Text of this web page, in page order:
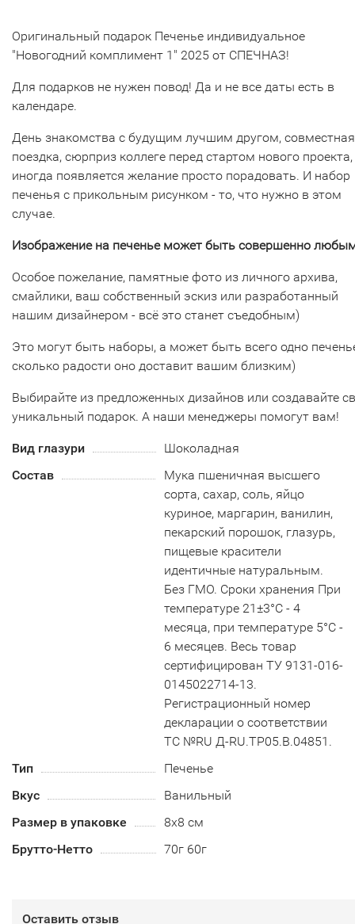
Оригинальный подарок Печенье индивидуальное
"Новогодний комплимент 1" 2025 от СПЕЧНАЗ!
Для подарков не нужен повод! Да и не все даты есть в
календаре.
День знакомства с будущим лучшим другом, совместная
поездка, сюрприз коллеге перед стартом нового
иногда появляется желание просто порадовать. И набор
печенья с прикольным рисунком - то, что нужно в этом
случае.
Изображение на печенье может быть совершенно
Особое пожелание, памятные фото из личного архива,
смайлики, ваш собственный эскиз или разработанный
нашим дизайнером - всё это станет съедобным)
Это могут быть наборы, а может быть всего одно
сколько радости оно доставит вашим близким)
Выбирайте из предложенных дизайнов или создавайте
уникальный подарок. А наши менеджеры помогут вам!
Вид глазури
Шоколадная
Состав
Мука пшеничная высшего
сорта, сахар, соль, яйцо
куриное, маргарин, ванилин,
пекарский порошок, глазурь,
пищевые красители
идентичные натуральным.
Без ГМО. Сроки хранения При
температуре 21±3°С - 4
месяца, при температуре 5°С -
6 месяцев. Весь товар
сертифицирован ТУ 9131-016-
0145022714-13.
Регистрационный номер
декларации о соответствии
ТС №RU Д-RU.TP05.B.04851.
Тип
Печенье
Вкус
Ванильный
Размер в упаковке
8х8 см
Брутто-Нетто
70г 60г
Оставить отзыв